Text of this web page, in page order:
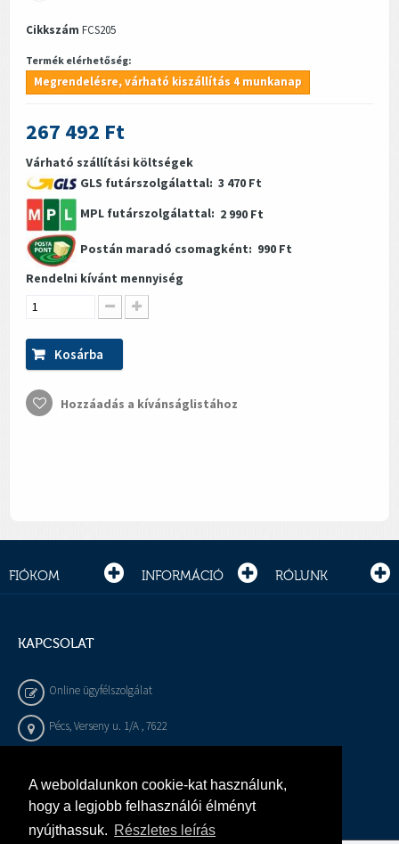
A weboldalunkon cookie-kat használunk,
hogy a legjobb felhasználói élményt
nyújthassuk. Részletes leírás
Cikkszám FCS205
Termék elérhetőség:
Megrendelésre, várható kiszállítás 4 munkanap
267 492 Ft
Várható szállítási költségek
GLS futárszolgálattal: 3 470 Ft
MPL futárszolgálattal: 2 990 Ft
Postán maradó csomagként: 990 Ft
Rendelni kívánt mennyiség
Kosárba
Hozzáadás a kívánságlistához
FIÓKOM INFORMÁCIÓ RÓLUNK
KAPCSOLAT
Online ügyfélszolgálat
Pécs, Verseny u. 1/A , 7622
info@gepeszbolt.hu